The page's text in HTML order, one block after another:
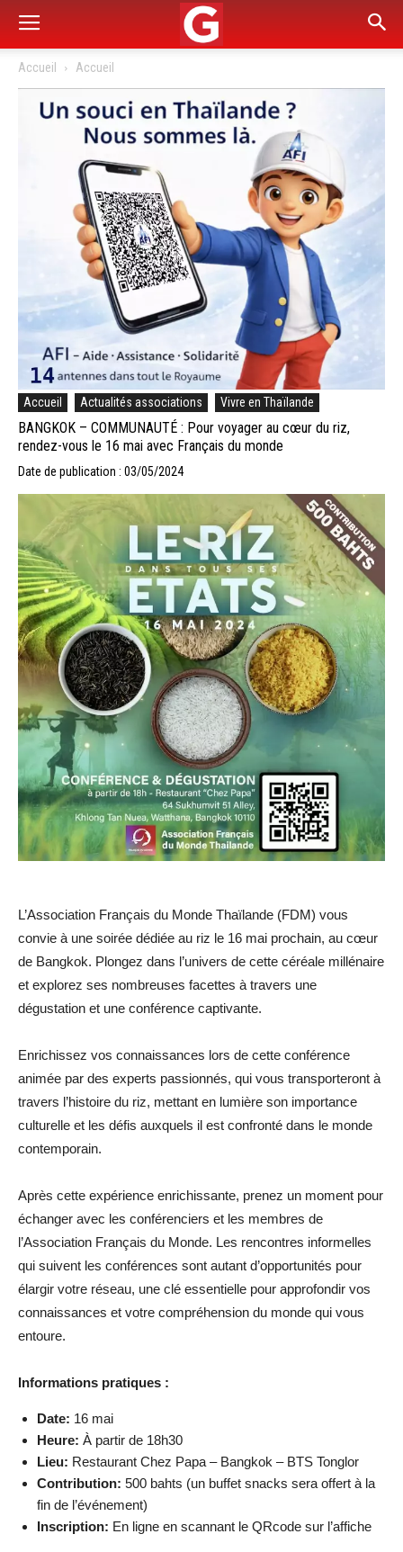
Accueil Accueil
Accueil Actualités associations Vivre en Thaïlande
BANGKOK – COMMUNAUTÉ : Pour voyager au cœur du riz,
rendez-vous le 16 mai avec Français du monde
Date de publication : 03/05/2024
L’Association Français du Monde Thaïlande (FDM) vous
convie à une soirée dédiée au riz le 16 mai prochain, au cœur
de Bangkok. Plongez dans l’univers de cette céréale millénaire
et explorez ses nombreuses facettes à travers une
dégustation et une conférence captivante.
Enrichissez vos connaissances lors de cette conférence
animée par des experts passionnés, qui vous transporteront à
travers l’histoire du riz, mettant en lumière son importance
culturelle et les défis auxquels il est confronté dans le monde
contemporain.
Après cette expérience enrichissante, prenez un moment pour
échanger avec les conférenciers et les membres de
l’Association Français du Monde. Les rencontres informelles
qui suivent les conférences sont autant d’opportunités pour
élargir votre réseau, une clé essentielle pour approfondir vos
connaissances et votre compréhension du monde qui vous
entoure.
Informations pratiques :
Date: 16 mai
Heure: À partir de 18h30
Lieu: Restaurant Chez Papa – Bangkok – BTS Tonglor
Contribution: 500 bahts (un buffet snacks sera offert à la
fin de l’événement)
Inscription: En ligne en scannant le QRcode sur l’affiche